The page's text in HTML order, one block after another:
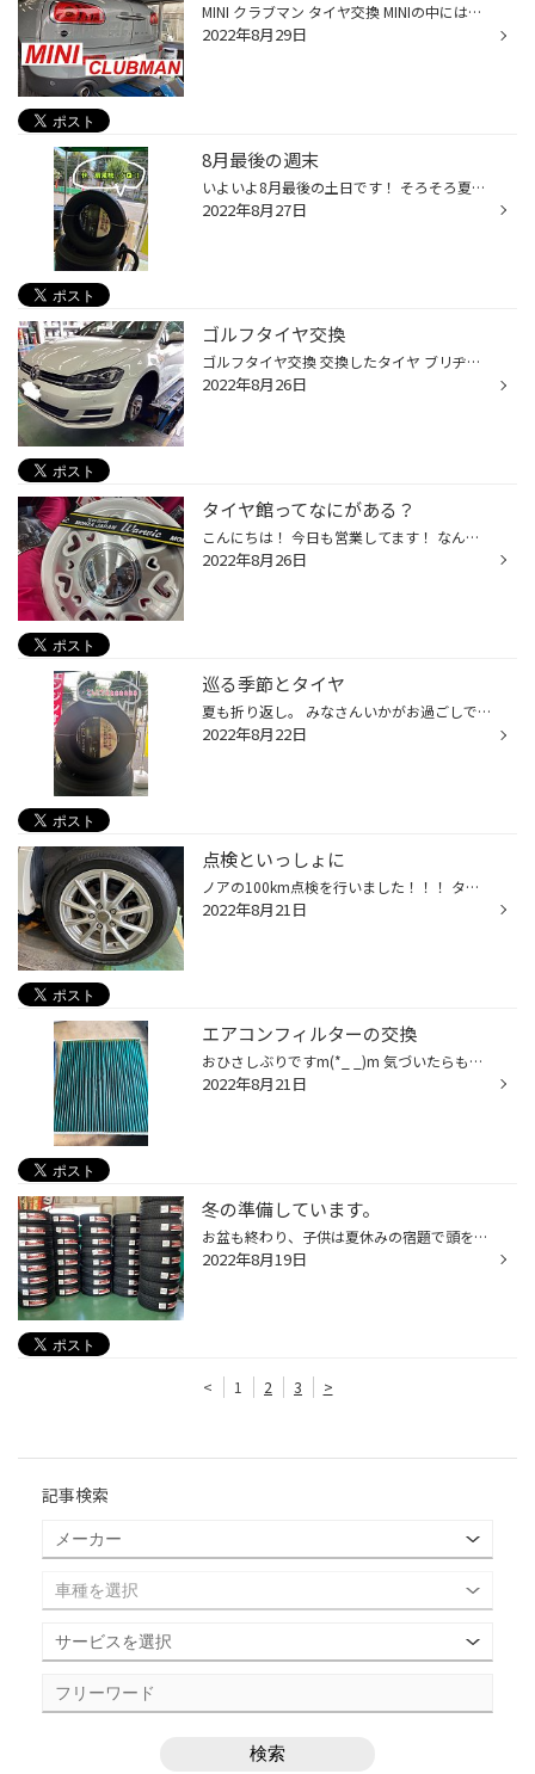
MINI クラブマン タイヤ交換 MINIの中には、ランフラットタイヤ装着の仕様がありますが、 今回タイヤ交換する CLUBMAN は ランフラットタイヤ装着ではありませんでした。 溝も少なくなり交換になりました。 乗り心地が重視と静粛性重視でタイヤ選びになりました。 交換したタイヤ レグノ GR-XⅡ 225/...
2022年8月29日
8月最後の週末
いよいよ8月最後の土日です！ そろそろ夏休みも終わりの時期でしょうか。 親御さん、子どもたちと過ごす時間が 楽しい反面、疲れがでる頃ではないですか！？ ドライブする機会が増えていると思うのですが… よく走って頑張っているお車に 空気圧点検はいかがですか？ 乗り心地の安定や、燃費のために...
2022年8月27日
ゴルフタイヤ交換
ゴルフタイヤ交換 交換したタイヤ ブリヂストン TURANZA T001 225/45R17 新車から装着しているタイヤです。 「乗り心地が気にいっているので、今と同じで」とリクエストを受けてご用意いたしました。 もちろんブリヂストンメーカーから取り寄せた商品です。 100km点検お待ちしております。
2022年8月26日
タイヤ館ってなにがある？
こんにちは！ 今日も営業してます！ なんとわたし朝、ベッドから落ちて目覚めました ( ☉_☉) ﾊﾟﾁｸﾘ｡ 思わぬ早起きでしたが、おかげさまで 良いことありそうな予感さえします( ˊ࿁ˋ ) ᐝ 。。。さてさて。。。 タイヤ館はタイヤもホイールも置いてあります。 こんなハートいっぱいのホイールまでΣ(･ω･ﾉ)...
2022年8月26日
巡る季節とタイヤ
夏も折り返し。 みなさんいかがお過ごしですか。 わたしは今朝、家のドアの目の前で 蝉が一生懸命ミンミンと鳴いてたので 怖くて出られん(ŏ﹏ŏ。)と ガクブルしていたのですが、バイトに行く前に 何処か飛んで行ってました･:*｡･:*三( 'ω')ﾋﾞｭﾝ それでも虫の声が騒がしいのはあと少しだし、 夕焼けが...
2022年8月22日
点検といっしょに
ノアの100km点検を行いました！！！ タイヤは 205/60R16 LUFT RVⅡ です✩°｡⋆⸜(*˙꒳˙* )⸝ タイヤ館では、タイヤのご購入後、 アフターケアとして 100km点検を行なっています^ ^ 再度ご来店いただきありがとうございますஐ♡ と、100kmのみの予定でしたが オイル交換と添加剤MAXの注入も 一緒に行うこ...
2022年8月21日
エアコンフィルターの交換
おひさしぶりですm(*_ _)m 気づいたらもう残暑で、 秋の風すら感じる瞬間もありますね。 でも、まだまだ暑いんじゃー(￣▽￣;) ！さて！ エアコンフィルターを交換したので ご紹介しま〜す！！！ バッテリー交換の際に安全点検も同時に行い、 交換おすすめであることがわかりました*(^o^)/* ホコリな...
2022年8月21日
冬の準備しています。
お盆も終わり、子供は夏休みの宿題で頭を抱え、親は子供の宿題の進行状態を見てイライラしている思います。 私の小学校時代の夏休みの宿題はドリルは直ぐにやり切り、日記は手つかず、読書感想文は姉の過去の感想文を写して提出、工作はいつも親に泣きつき手伝って（ほとんどやってもらう)もらう。...
2022年8月19日
< 1 2 3 >
記事検索